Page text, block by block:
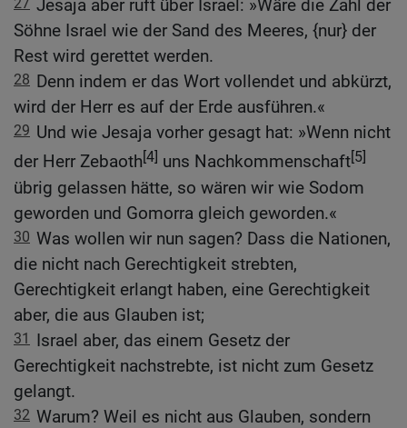
Jesaja aber ruft über Israel: »Wäre die Zahl der
Söhne Israel wie der Sand des Meeres, {nur} der
Rest wird gerettet werden.
28 Denn indem er das Wort vollendet und abkürzt,
wird der Herr es auf der Erde ausführen.«
29 Und wie Jesaja vorher gesagt hat: »Wenn nicht
der Herr Zebaoth[4] uns Nachkommenschaft[5]
übrig gelassen hätte, so wären wir wie Sodom
geworden und Gomorra gleich geworden.«
30 Was wollen wir nun sagen? Dass die Nationen,
die nicht nach Gerechtigkeit strebten,
Gerechtigkeit erlangt haben, eine Gerechtigkeit
aber, die aus Glauben ist;
31 Israel aber, das einem Gesetz der
Gerechtigkeit nachstrebte, ist nicht zum Gesetz
gelangt.
32 Warum? Weil es nicht aus Glauben, sondern